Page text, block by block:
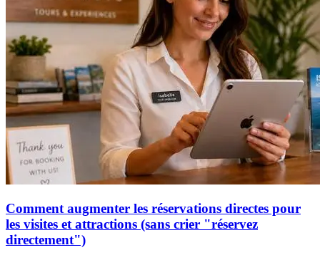
Comment augmenter les réservations directes pour
les visites et attractions (sans crier "réservez
directement")